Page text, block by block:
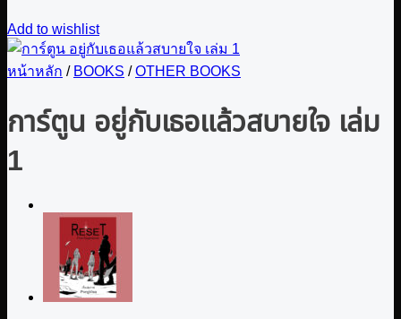
Add to wishlist
หน้าหลัก / BOOKS / OTHER BOOKS
การ์ตูน อยู่กับเธอแล้วสบายใจ เล่ม
1